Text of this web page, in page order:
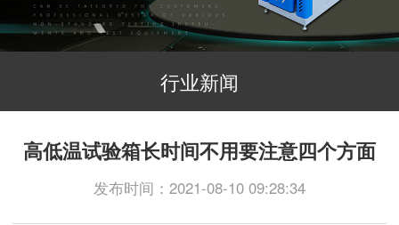
行业新闻
高低温试验箱长时间不用要注意四个方面
发布时间：2021-08-10 09:28:34